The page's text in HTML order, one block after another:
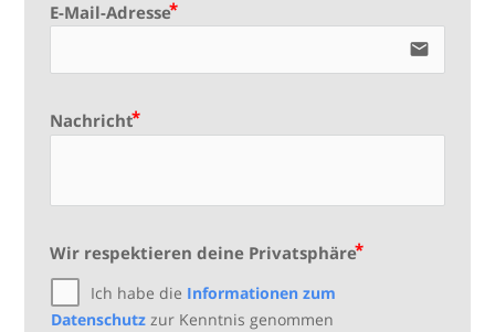
E-Mail-Adresse
email
Nachricht
Wir respektieren deine Privatsphäre
Ich habe die Informationen zum
Datenschutzzur Kenntnis genommen